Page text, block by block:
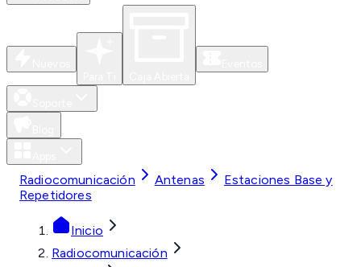
Radiocomunicación Antenas
Estaciones Base y
Repetidores
Inicio
Radiocomunicación